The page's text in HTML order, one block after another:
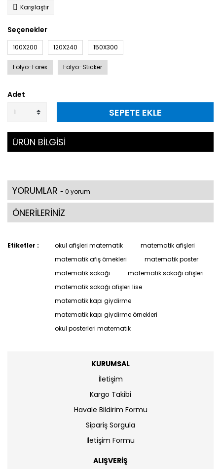
Karşılaştır
Seçenekler
100X200 120X240 150X300
Folyo-Forex Folyo-Sticker
Adet
SEPETE EKLE
ÜRÜN BİLGİSİ
YORUMLAR - 0 yorum
ÖNERİLERİNİZ
Etiketler : okul afişleri matematik
matematik afişleri
matematik afiş örnekleri
matematik poster
matematik sokağı
matematik sokağı afişleri
matematik sokağı afişleri lise
matematik kapı giydirme
matematik kapı giydirme örnekleri
okul posterleri matematik
KURUMSAL
İletişim
Kargo Takibi
Havale Bildirim Formu
Sipariş Sorgula
İletişim Formu
ALIŞVERİŞ